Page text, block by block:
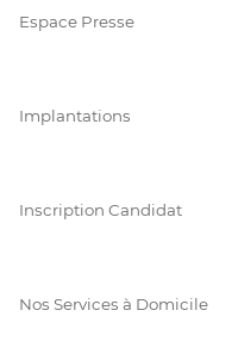
Espace Presse
Implantations
Inscription Candidat
Nos Services à Domicile